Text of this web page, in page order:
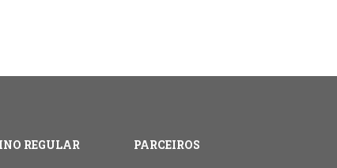
REGULAR PARCEIROS